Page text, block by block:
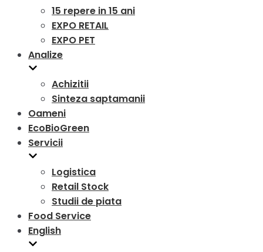
15 repere in 15 ani
EXPO RETAIL
EXPO PET
Analize
Achizitii
Sinteza saptamanii
Oameni
EcoBioGreen
Servicii
Logistica
Retail Stock
Studii de piata
Food Service
English